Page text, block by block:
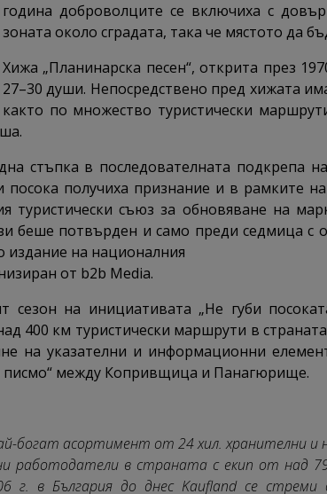
година доброволците се включиха с
зоната около сградата, така че мястото да
Хижа „Планинарска песен“, открита през
27–30 души. Непосредствено пред хижата
както по множество туристически
стъпка в последователната подкрепа
получиха признание и в рамките
туристически съюз за обновяване на
беше потвърден и само преди седмица с
издание на националния
от b2b Media.
на инициативата „Не губи
400 км туристически маршрути в
на указателни и информационни
между Копривщица и Панагюрище.
богат асортимент от 24 хил.
в страната с екип от над
в България до днес Kaufland се стреми